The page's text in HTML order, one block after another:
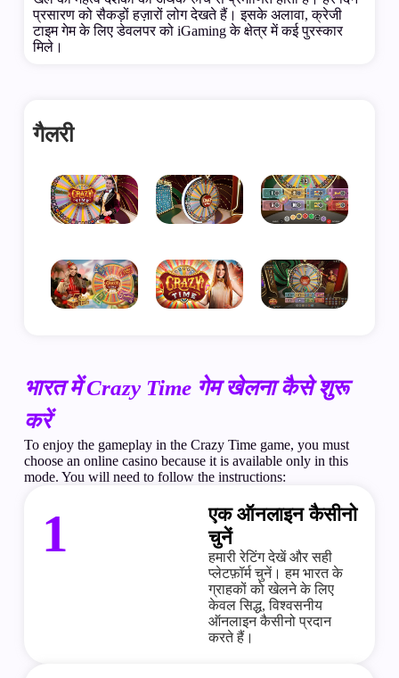
प्रसारण को सैकड़ों हज़ारों लोग देखते हैं। इसके अलावा, क्रेजी
टाइम गेम के लिए डेवलपर को iGaming के क्षेत्र में कई पुरस्कार
मिले।
गैलरी
भारत में Crazy Time गेम खेलना कैसे शुरू
करें
To enjoy the gameplay in the Crazy Time game, you must
choose an online casino because it is available only in this
mode. You will need to follow the instructions:
1
एक ऑनलाइन कैसीनो
चुनें
हमारी रेटिंग देखें और सही
प्लेटफ़ॉर्म चुनें। हम भारत के
ग्राहकों को खेलने के लिए
केवल सिद्ध, विश्वसनीय
ऑनलाइन कैसीनो प्रदान
करते हैं।